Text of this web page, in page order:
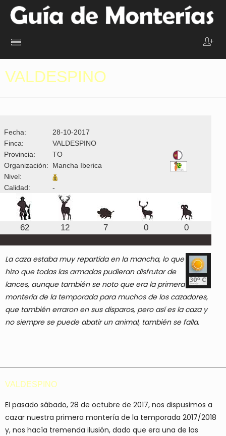
VALDESPINO
Fecha:
28-10-2017
Finca:
VALDESPINO
Provincia:
TO
Organización: Mancha Iberica
Nivel:
Calidad:
-
62 12 7 0 0
La caza estaba muy repartida en la mancha, lo que
hizo que todas las armadas pudieran disfrutar de
lances, aunque también se noto que era la primera
montería de la temporada para muchos de los cazadores,
que también erraron en sus disparos, pero así es la caza y
no siempre se puede abatir un animal, también se falla.
VALDESPINO
El pasado sábado, 28 de octubre de 2017, nos dispusimos a
cazar nuestra primera montería de la temporada 2017/2018
y, nos hacía tremenda ilusión, dado que era una de las